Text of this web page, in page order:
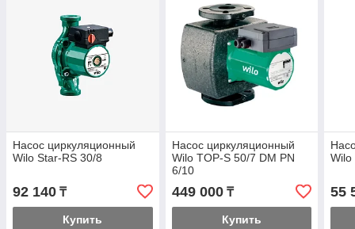
Насос циркуляционный
Wilo Star-RS 30/8
92 140 ₸
Купить
Насос циркуляционный
Wilo TOP-S 50/7 DM PN
6/10
449 000₸
Купить
Wilo
55